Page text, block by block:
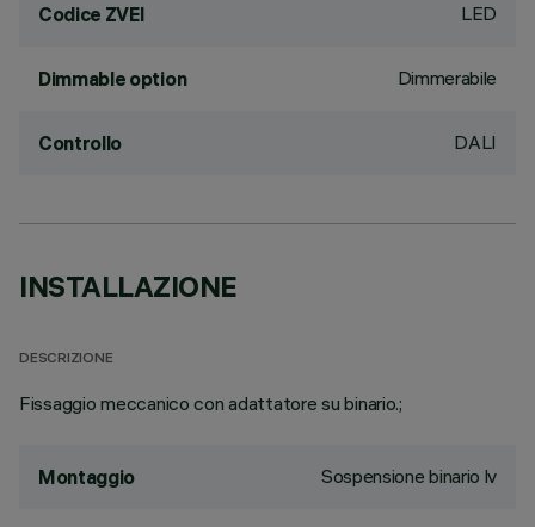
Codice ZVEI LED
Dimmable option Dimmerabile
Controllo DALI
INSTALLAZIONE
DESCRIZIONE
Fissaggio meccanico con adattatore su binario.;
Montaggio Sospensione binario lv